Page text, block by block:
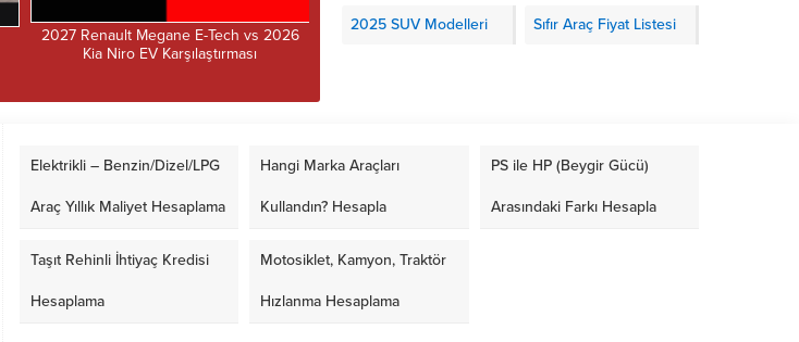
2027 Renault Megane E-Tech vs 2026
Kia Niro EV Karşılaştırması
2025 SUV Modelleri Sıfır Araç Fiyat Listesi
Elektrikli – Benzin/Dizel/LPG
Araç Yıllık Maliyet Hesaplama
Hangi Marka Araçları
Kullandın? Hesapla
PS ile HP (Beygir Gücü)
Arasındaki Farkı Hesapla
Taşıt Rehinli İhtiyaç Kredisi
Hesaplama
Motosiklet, Kamyon, Traktör
Hızlanma Hesaplama